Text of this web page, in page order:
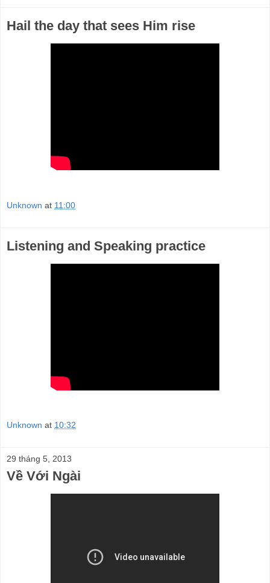
Hail the day that sees Him rise
Unknown at 11:00
Listening and Speaking practice
Unknown at 10:32
29 tháng 5, 2013
Về Với Ngài